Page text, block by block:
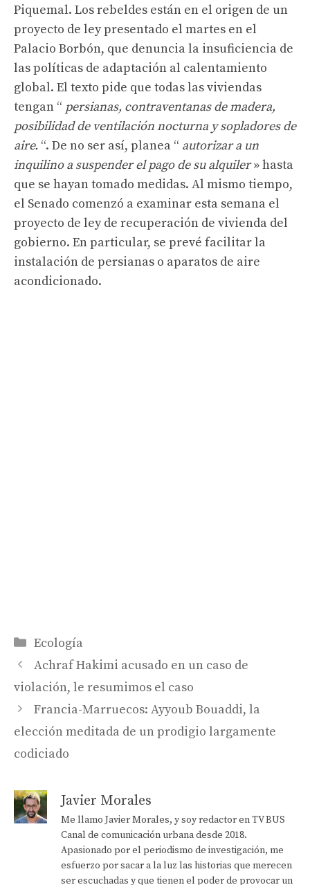
Piquemal. Los rebeldes están en el origen de un
proyecto de ley presentado el martes en el
Palacio Borbón, que denuncia la insuficiencia de
las políticas de adaptación al calentamiento
global. El texto pide que todas las viviendas
tengan “ persianas, contraventanas de madera,
posibilidad de ventilación nocturna y sopladores de
aire. “. De no ser así, planea “ autorizar a un
inquilino a suspender el pago de su alquiler» hasta
que se hayan tomado medidas. Al mismo tiempo,
el Senado comenzó a examinar esta semana el
proyecto de ley de recuperación de vivienda del
gobierno. En particular, se prevé facilitar la
instalación de persianas o aparatos de aire
acondicionado.
Categorías
Ecología
Achraf Hakimi acusado en un caso de
violación, le resumimos el caso
Francia-Marruecos: Ayyoub Bouaddi, la
elección meditada de un prodigio largamente
codiciado
Javier Morales
Me llamo Javier Morales, y soy redactor en TV BUS
Canal de comunicación urbana desde 2018.
Apasionado por el periodismo de investigación, me
esfuerzo por sacar a la luz las historias que merecen
ser escuchadas y que tienen el poder de provocar un